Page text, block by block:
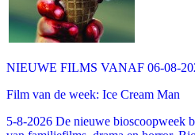
NIEUWE FILMS VANAF 06-08-
Film van de week: Ice Cream Man
5-8-2026 De nieuwe bioscoopweek